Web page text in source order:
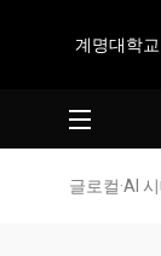
계명대학
글로컬·AI